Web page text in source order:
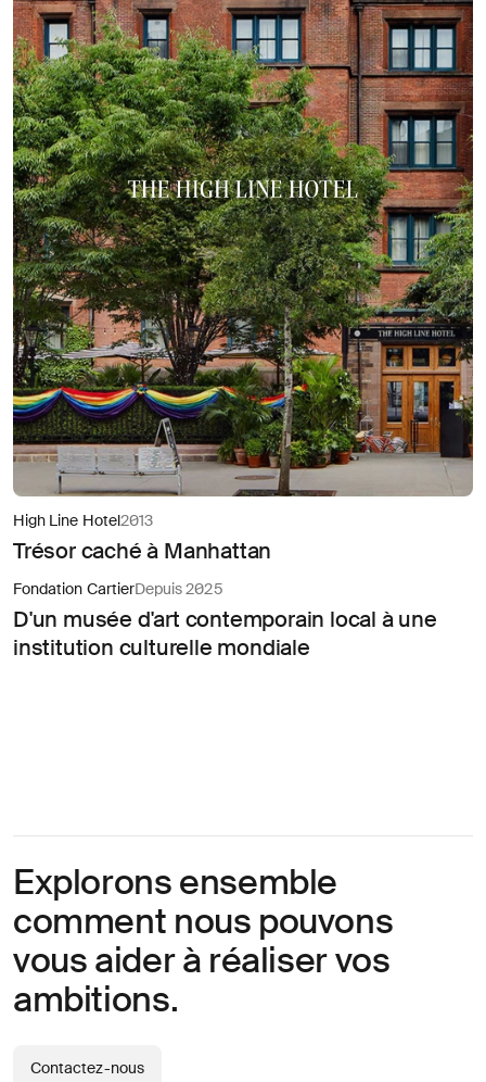
High Line Hotel2013
Trésor caché à Manhattan
Fondation CartierDepuis 2025
D'un musée d'art contemporain local à une
institution culturelle mondiale
Explorons ensemble
comment nous pouvons
vous aider à réaliser vos
ambitions.
Contactez-nous